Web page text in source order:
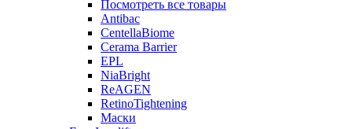
Посмотреть все товары
Antibac
CentellaBiome
Cerama Barrier
EPL
NiaBright
ReAGEN
RetinoTightening
Маски